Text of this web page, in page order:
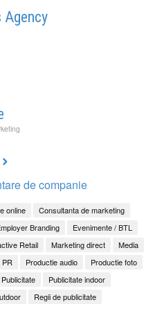
de companie
online
Consultanta de marketing
Branding
Evenimente / BTL
Retail Marketing direct
Media
PR Productie audio
Productie foto
Publicitate
Publicitate indoor
Regii de publicitate